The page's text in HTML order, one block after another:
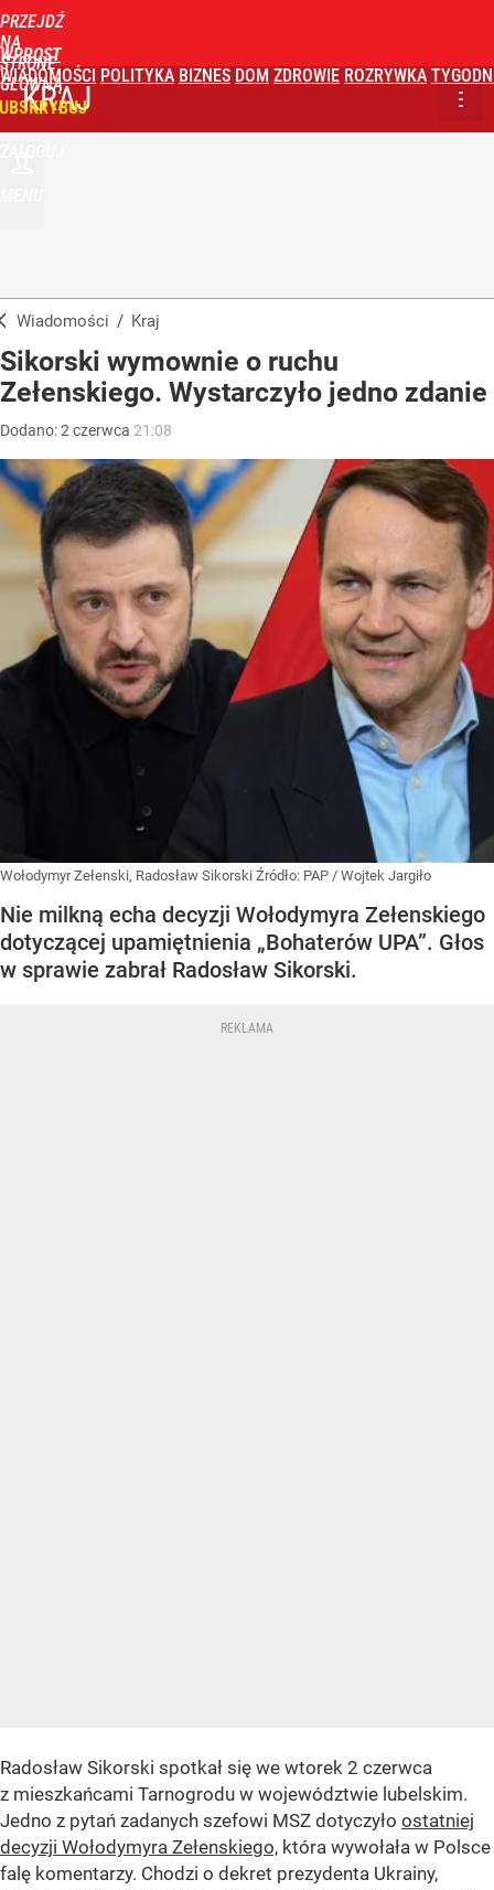
PRZEJDŹ
NA
STRONĘ
GŁÓWNĄ
WPROST
WIADOMOŚCI POLITYKA BIZNES DOM ZDROWIE ROZRYWKA
KRAJ
Wiadomości / Kraj
Sikorski wymownie o ruchu
Zełenskiego. Wystarczyło jedno zdanie
Dodano:2 czerwca 21:08
Wołodymyr Zełenski, Radosław Sikorski Źródło: PAP / Wojtek Jargiło
Nie milkną echa decyzji Wołodymyra Zełenskiego
dotyczącej upamiętnienia „Bohaterów UPA”. Głos
w sprawie zabrał Radosław Sikorski.
Radosław Sikorski spotkał się we wtorek 2 czerwca
z mieszkańcami Tarnogrodu w województwie lubelskim.
Jedno z pytań zadanych szefowi MSZ dotyczyło ostatniej
decyzji Wołodymyra Zełenskiego, która wywołała w Polsce
falę komentarzy. Chodzi o dekret prezydenta Ukrainy,